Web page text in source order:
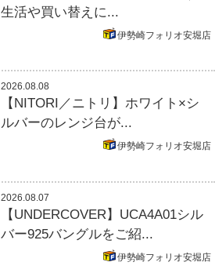
生活や買い替えに...
伊勢崎フォリオ安堀店
2026.08.08
【NITORI／ニトリ】ホワイト×シ
ルバーのレンジ台が...
伊勢崎フォリオ安堀店
2026.08.07
【UNDERCOVER】UCA4A01シル
バー925バングルをご紹...
伊勢崎フォリオ安堀店